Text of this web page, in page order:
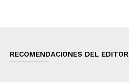
RECOMENDACIONES DEL EDITOR